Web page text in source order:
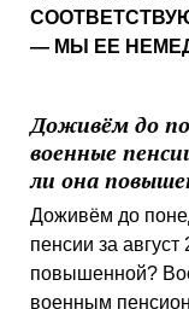
— МЫ ЕЕ
Доживём до
военные
ли она
Доживём до
пенсии за август
повышенной?
военным